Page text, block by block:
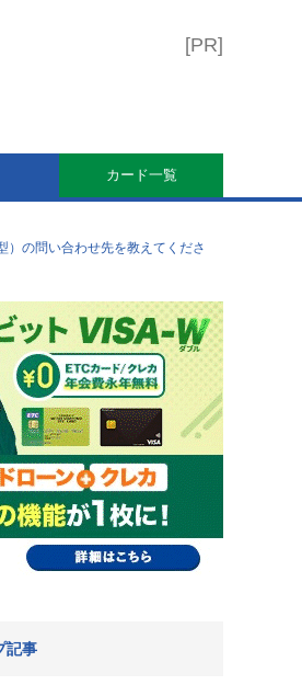
カード一覧
）の問い合わせ先を教えてくださ
記事